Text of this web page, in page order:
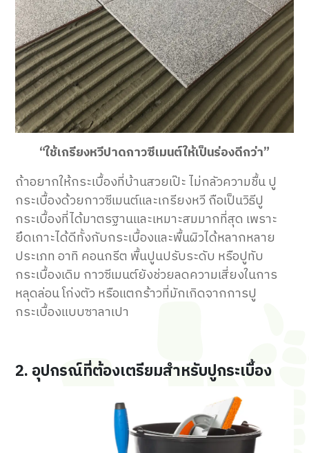
“ใช้เกรียงหวีปาดกาวซีเมนต์ให้เป็นร่องดีกว่า”
ถ้าอยากให้กระเบื้องที่บ้านสวยเป๊ะ ไม่กลัวความชื้น ปู
กระเบื้องด้วยกาวซีเมนต์และเกรียงหวี ถือเป็นวิธีปู
กระเบื้องที่ได้มาตรฐานและเหมาะสมมากที่สุด เพราะ
ยึดเกาะได้ดีทั้งกับกระเบื้องและพื้นผิวได้หลากหลาย
ประเภท อาทิ คอนกรีต พื้นปูนปรับระดับ หรือปูทับ
กระเบื้องเดิม กาวซีเมนต์ยังช่วยลดความเสี่ยงในการ
หลุดล่อน โก่งตัว หรือแตกร้าวที่มักเกิดจากการปู
กระเบื้องแบบซาลาเปา
2. อุปกรณ์ที่ต้องเตรียมสำหรับปูกระเบื้อง